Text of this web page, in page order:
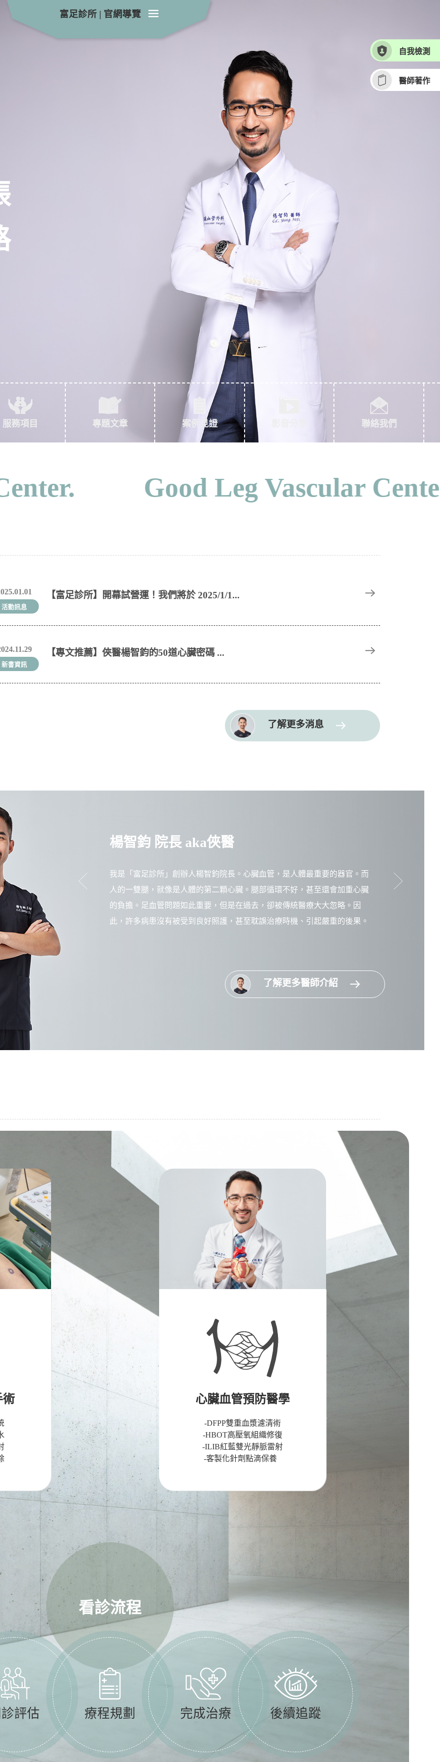
富足診所 | 官網導覽
自我檢測
醫師著作
服務項目 專題文章 案例見證 聯絡我們
Good Leg Vascular Center.
活動訊息
【富足診所】開幕試營運！我們將於 2025/1/1...
新書資訊
【專文推薦】俠醫楊智鈞的50道心臟密碼 ...
了解更多消息
楊智鈞 院長 aka俠醫
我是「富足診所」創辦人楊智鈞院長。心臟血管，是人體最重要的器官。而
人的一雙腿，就像是人體的第二顆心臟。腿部循環不好，甚至還會加重心臟
的負擔。足血管問題如此重要，但是在過去，卻被傳統醫療大大忽略。因
此，許多病患沒有被受到良好照護，甚至耽誤治療時機、引起嚴重的後果。
了解更多醫師介紹
術 心臟血管預防醫學
-DFPP雙重血漿濾清術
-HBOT高壓氧組織修復
-ILIB紅藍雙光靜脈雷射
-客製化針劑點滴保養
看診流程
評估 療程規劃 完成治療 後續追蹤